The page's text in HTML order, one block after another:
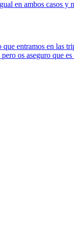
en ambos casos y
entramos en
os aseguro que es